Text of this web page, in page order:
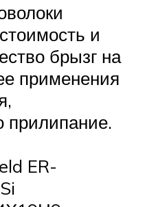
и
брызг на
применения
прилипание.
ER-